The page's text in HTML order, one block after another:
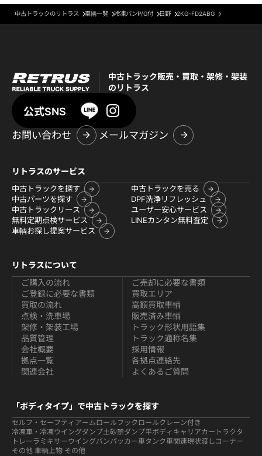
中古トラックのリトラス 車輌一覧 冷凍バンP/G付 日野 2KG-FD2ABG
中古トラック販売・買取・架修・架装
のリトラス
公式SNS
お問い合わせ
メールマガジン
リトラスのサービス
中古トラックを探す
中古トラックを売る
中古パーツを探す
DPF洗浄リフレッシュ
中古トラックリース
ユーザー安心サービス
無料定期点検サービス
LINEカンタン無料査定
車輌お探し提案サービス
リトラスについて
ご購入の流れ
ご登録に必要な書類
買取の流れ
ご売却に必要な書類
買取エリア
高額買取車輌
点検・洗車場
架修・架装工場
品質管理
販売済み車輌
トラック形状用語集
トラック通称名集
会社概要
拠点一覧
関連会社
採用情報
各拠点連絡先
よくあるご質問
「ボディタイプ」で中古トラックを探す
セルフ・セーフティ アームロールフックロールクレーン付き
冷凍車・冷凍ウイングダンプ土砂禁ダンプ平ボディ キャリアカー トラクタ
トレーラ ミキサーウイングバンパッカー車タンク車関連現状渡しコーナー
その他 車輌上物 その他